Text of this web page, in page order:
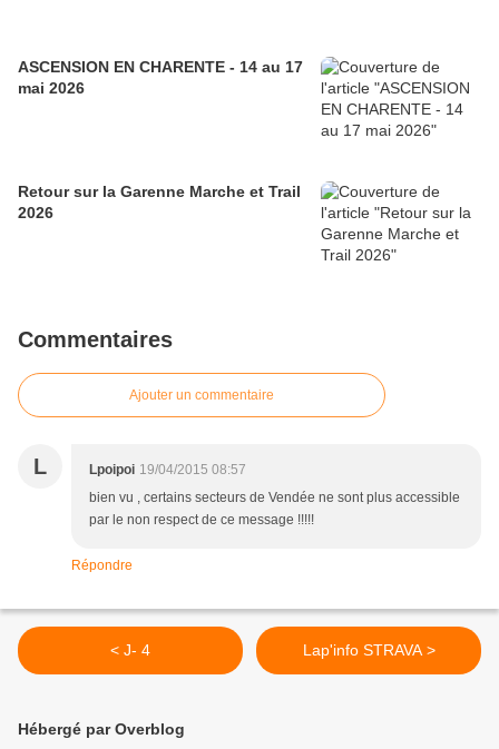
ASCENSION EN CHARENTE - 14 au 17
mai 2026
Retour sur la Garenne Marche et Trail
2026
Commentaires
Ajouter un commentaire
L Lpoipoi 19/04/2015 08:57
bien vu , certains secteurs de Vendée ne sont plus accessible
par le non respect de ce message !!!!!
Répondre
< J- 4 Lap'info STRAVA >
Hébergé par Overblog